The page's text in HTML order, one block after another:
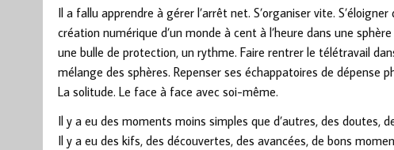
Il a fallu apprendre à gérer l’arrêt net. S’organiser vite.
création numérique d’un monde à cent à l’heure dans une
une bulle de protection, un rythme. Faire rentrer le télétravail
mélange des sphères. Repenser ses échappatoires de dépense
La solitude. Le face à face avec soi-même.
Il y a eu des moments moins simples que d’autres, des doutes,
Il y a eu des kifs, des découvertes, des avancées, de bons